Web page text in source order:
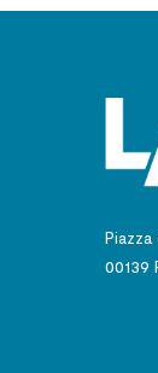
Piazza
00139